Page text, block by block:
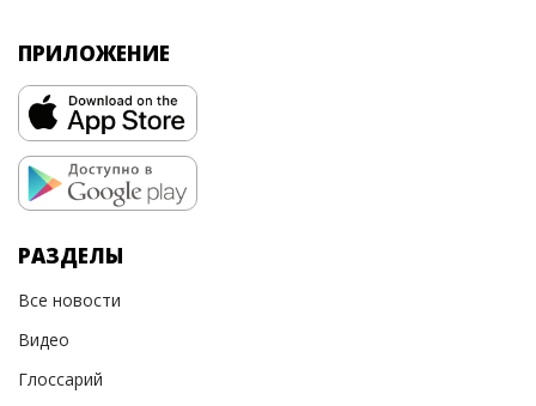
ПРИЛОЖЕНИЕ
РАЗДЕЛЫ
Все новости
Видео
Глоссарий